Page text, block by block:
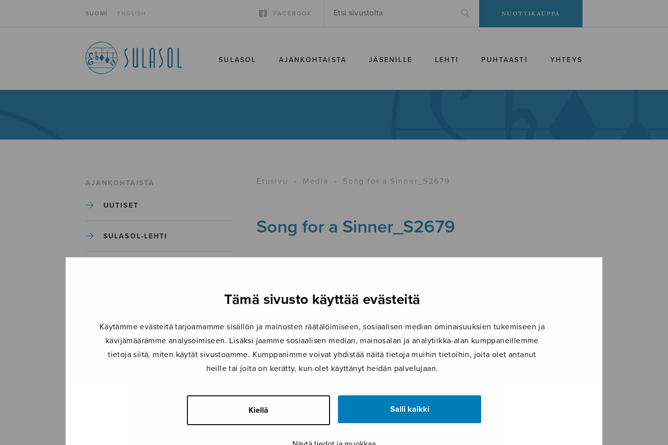
Tämä sivusto käyttää evästeitä
Käytämme evästeitä tarjoamamme sisällön ja mainosten räätälöimiseen, sosiaalisen median ominaisuuksien tukemiseen ja
kävijämäärämme analysoimiseen. Lisäksi jaamme sosiaalisen median, mainosalan ja analytiikka-alan kumppaneillemme
tietoja siitä, miten käytät sivustoamme. Kumppanimme voivat yhdistää näitä tietoja muihin tietoihin, joita olet antanut
heille tai joita on kerätty, kun olet käyttänyt heidän palvelujaan.
Kiellä Salli kaikki
SUOMI ENGLISH FACEBOOK NUOTTIKAUPPA
SULASOL AJANKOHTAISTA JÄSENILLE LEHTI PUHTAASTI YHTEYS
AJANKOHTAISTA
UUTISET
SULASOL-LEHTI
TAPAHTUMAT
ILMOITA TAPAHTUMA
Etusivu › Media › Song for a Sinner_S2679
Song for a Sinner_S2679